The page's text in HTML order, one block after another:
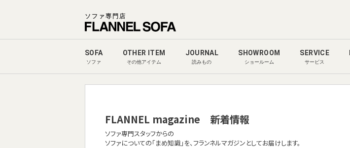
ソファ専門店
SOFA
ソファ
OTHER ITEM
その他アイテム
JOURNAL
読みもの
SHOWROOM
ショールーム
SERVICE
サービス
FLANNEL magazine 新着情報
ソファ専門スタッフからの
ソファについての「まめ知識」を、フランネルマガジンとしてお届けします。